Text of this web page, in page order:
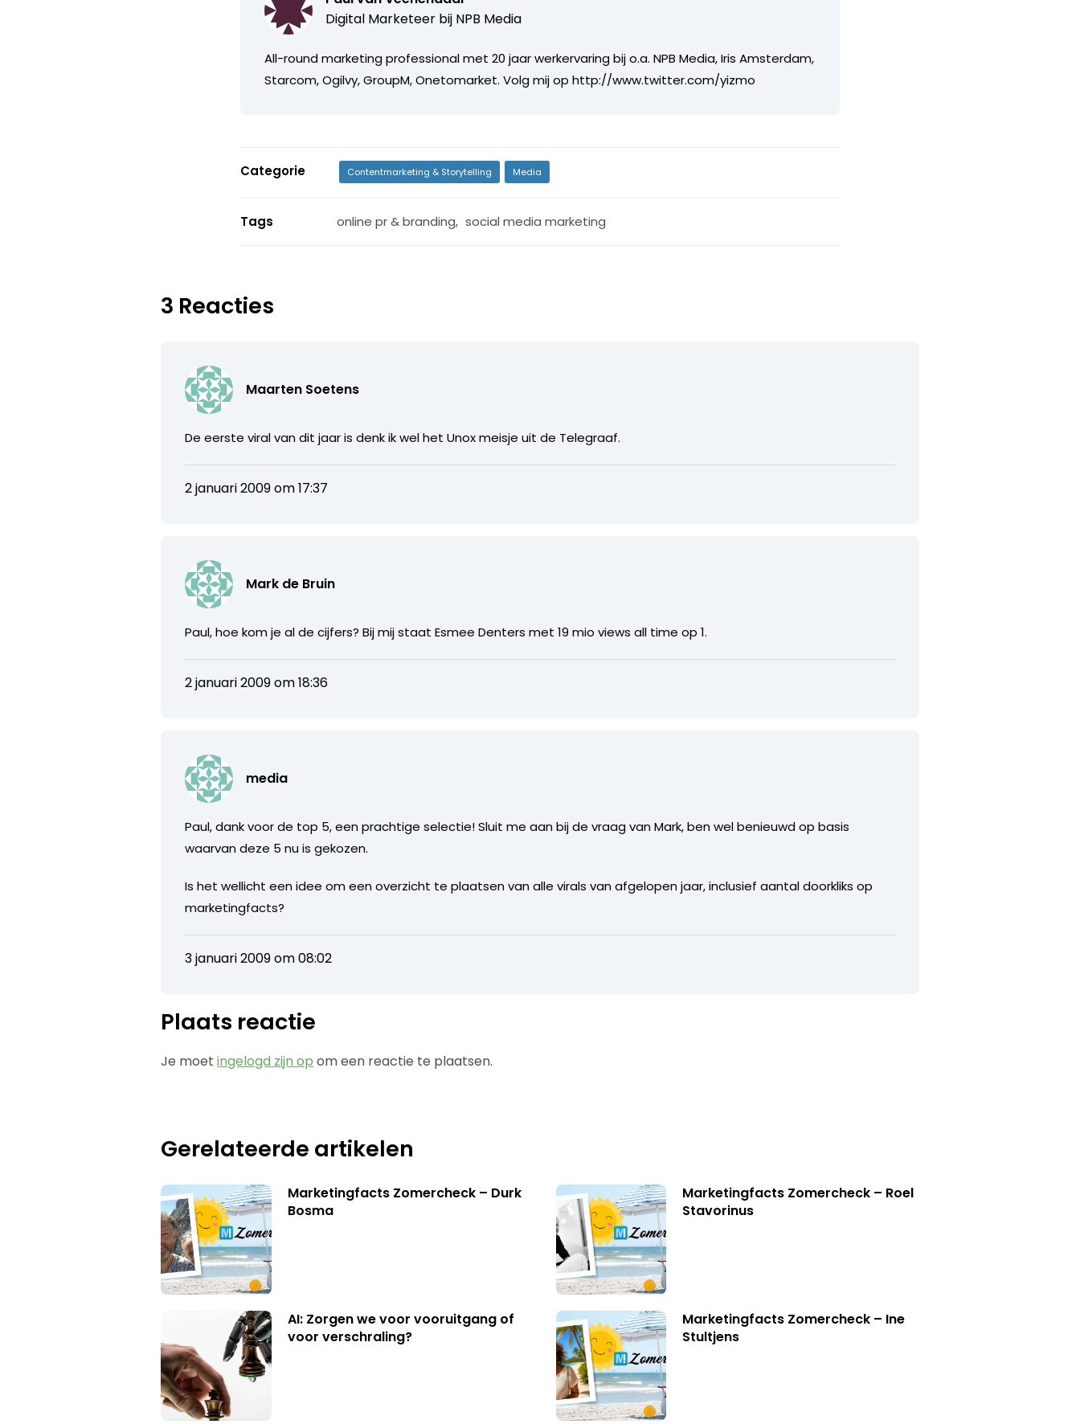
Digital Marketeer bij NPB Media
All-round marketing professional met 20 jaar werkervaring bij o.a. NPB Media, Iris Amsterdam,
Starcom, Ogilvy, GroupM, Onetomarket. Volg mij op http://www.twitter.com/yizmo
Categorie Contentmarketing & Storytelling Media
Tags online pr & branding, social media marketing
3 Reacties
Maarten Soetens
De eerste viral van dit jaar is denk ik wel het Unox meisje uit de Telegraaf.
2 januari 2009 om 17:37
Mark de Bruin
Paul, hoe kom je al de cijfers? Bij mij staat Esmee Denters met 19 mio views all time op 1.
2 januari 2009 om 18:36
media
Paul, dank voor de top 5, een prachtige selectie! Sluit me aan bij de vraag van Mark, ben wel benieuwd op basis
waarvan deze 5 nu is gekozen.
Is het wellicht een idee om een overzicht te plaatsen van alle virals van afgelopen jaar, inclusief aantal doorkliks op
marketingfacts?
3 januari 2009 om 08:02
Plaats reactie
Je moetingelogd zijn op om een reactie te plaatsen.
Gerelateerde artikelen
Marketingfacts Zomercheck – Durk
Bosma
Marketingfacts Zomercheck – Roel
Stavorinus
AI: Zorgen we voor vooruitgang of
voor verschraling?
Marketingfacts Zomercheck – Ine
Stultjens